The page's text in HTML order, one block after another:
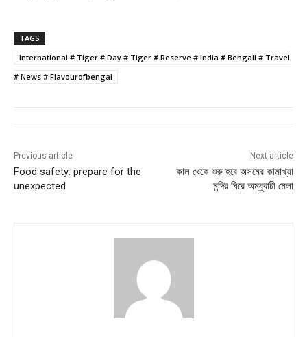
TAGS
International # Tiger # Day # Tiger # Reserve # India # Bengali # Travel
# News # Flavourofbengal
Previous article
Food safety: prepare for the
unexpected
Next article
কাল থেকে শুরু হবে অসমের কামাখ্যা
মন্দির ঘিরে অম্বুবাচী মেলা